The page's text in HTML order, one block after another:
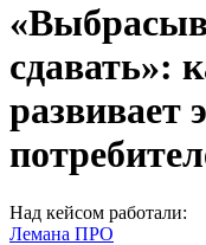
сдавать»:
развивает
Над кейсом работали:
Лемана ПРО